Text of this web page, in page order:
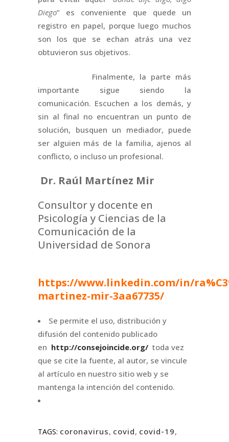
Diego” es conveniente que quede un
registro en papel, porque luego muchos
son los que se echan atrás una vez
obtuvieron sus objetivos.
Finalmente, la parte más
importante sigue siendo la
comunicación. Escuchen a los demás, y
sin al final no encuentran un punto de
solución, busquen un mediador, puede
ser alguien más de la familia, ajenos al
conflicto, o incluso un profesional.
Dr. Raúl Martínez Mir
Consultor y docente en
Psicología y Ciencias de la
Comunicación de la
Universidad de Sonora
https://www.linkedin.com/in/
martinez-mir-3aa67735/
Se permite el uso, distribución y
difusión del contenido publicado
en http://consejoincide.org/ toda vez
que se cite la fuente, al autor, se vincule
al artículo en nuestro sitio web y se
mantenga la intención del contenido.
TAGS: coronavirus, covid, covid-19,